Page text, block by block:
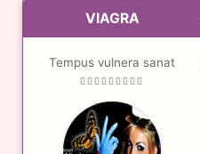
VIAGRA
Tempus vulnera sanat